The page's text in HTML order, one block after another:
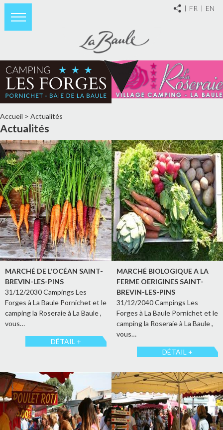
FR EN
Accueil > Actualités
Actualités
MARCHÉ DE L'OCÉAN SAINT-
BREVIN-LES-PINS
31/12/2030 Campings Les
Forges à La Baule Pornichet et le
camping la Roseraie à La Baule ,
vous…
DÉTAIL +
MARCHÉ BIOLOGIQUE A LA
FERME OERIGINES SAINT-
BREVIN-LES-PINS
31/12/2040 Campings Les
Forges à La Baule Pornichet et le
camping la Roseraie à La Baule ,
vous…
DÉTAIL +